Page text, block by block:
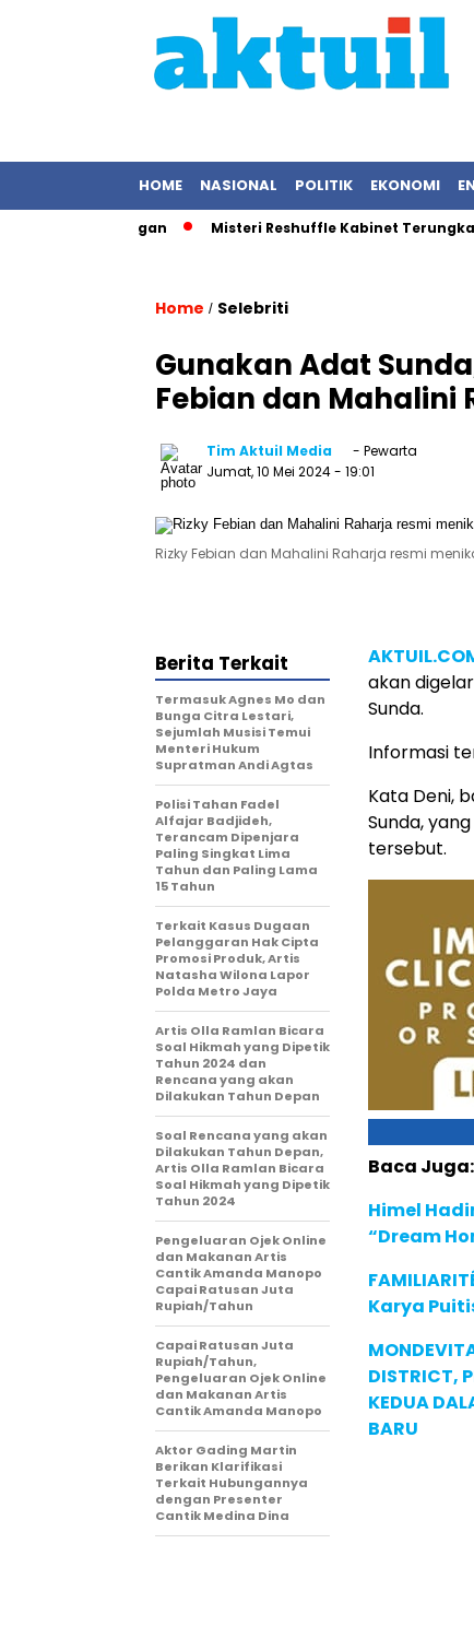
HOME NASIONAL POLITIK EKONOMI
Misteri Reshuffle Kabinet Terungkap:
Home / Selebriti
Gunakan Adat
Febian dan Mahalini
Tim Aktuil Media
- Pewarta
Jumat, 10 Mei 2024- 19:01
Rizky Febian dan Mahalini Raharja resmi
akan
Sunda.
Informasi
Kata Deni,
Sunda,
tersebut.
Baca Juga:
Himel
“Dream
Karya
DISTRICT,
KEDUA
BARU
Berita Terkait
Termasuk Agnes Mo dan
Bunga Citra Lestari,
Sejumlah Musisi Temui
Menteri Hukum
Supratman Andi Agtas
Polisi Tahan Fadel
Alfajar Badjideh,
Terancam Dipenjara
Paling Singkat Lima
Tahun dan Paling Lama
15 Tahun
Terkait Kasus Dugaan
Pelanggaran Hak Cipta
Promosi Produk, Artis
Natasha Wilona Lapor
Polda Metro Jaya
Artis Olla Ramlan Bicara
Soal Hikmah yang Dipetik
Tahun 2024 dan
Rencana yang akan
Dilakukan Tahun Depan
Soal Rencana yang akan
Dilakukan Tahun Depan,
Artis Olla Ramlan Bicara
Soal Hikmah yang Dipetik
Tahun 2024
Pengeluaran Ojek Online
dan Makanan Artis
Cantik Amanda Manopo
Capai Ratusan Juta
Rupiah/Tahun
Capai Ratusan Juta
Rupiah/Tahun,
Pengeluaran Ojek Online
dan Makanan Artis
Cantik Amanda Manopo
Aktor Gading Martin
Berikan Klarifikasi
Terkait Hubungannya
dengan Presenter
Cantik Medina Dina